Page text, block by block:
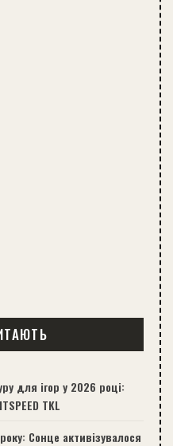
для ігор у 2026 році:
TKL
Сонце активізувалося